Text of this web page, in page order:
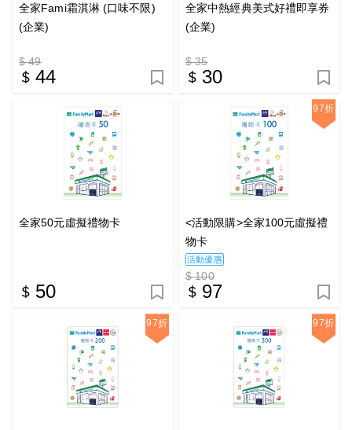
全家Fami霜淇淋 (口味不限)
(企業)
$ 49
44
全家中熱經典美式好禮即享券
(企業)
$ 35
30
全家50元虛擬禮物卡
50
97折
<活動限購>全家100元虛擬禮
物卡
活動優惠
$ 100
97
97折 97折